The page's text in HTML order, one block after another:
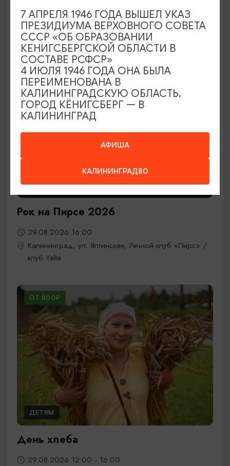
29.08.2026 12:00
Калининград, Центральный парк культуры и отдыха
ОТ 2400₽
КОНЦЕРТЫ
Рок на Пирсе 2026
29.08.2026 16:00
Калининград, ул. Ялтинская, Речной клуб «Пирс» /
клуб Yalta
ОТ 800₽
ДЕТЯМ
День хлеба
29.08.2026 12:00 - 16:00
АФИША
КАЛИНИНГРАД80
7 АПРЕЛЯ 1946 ГОДА ВЫШЕЛ УКАЗ
ПРЕЗИДИУМА ВЕРХОВНОГО СОВЕТА
СССР «ОБ ОБРАЗОВАНИИ
КЕНИГСБЕРГСКОЙ ОБЛАСТИ В
СОСТАВЕ РСФСР»
4 ИЮЛЯ 1946 ГОДА ОНА БЫЛА
ПЕРЕИМЕНОВАНА В
КАЛИНИНГРАДСКУЮ ОБЛАСТЬ,
ГОРОД КЁНИГСБЕРГ — В
КАЛИНИНГРАД